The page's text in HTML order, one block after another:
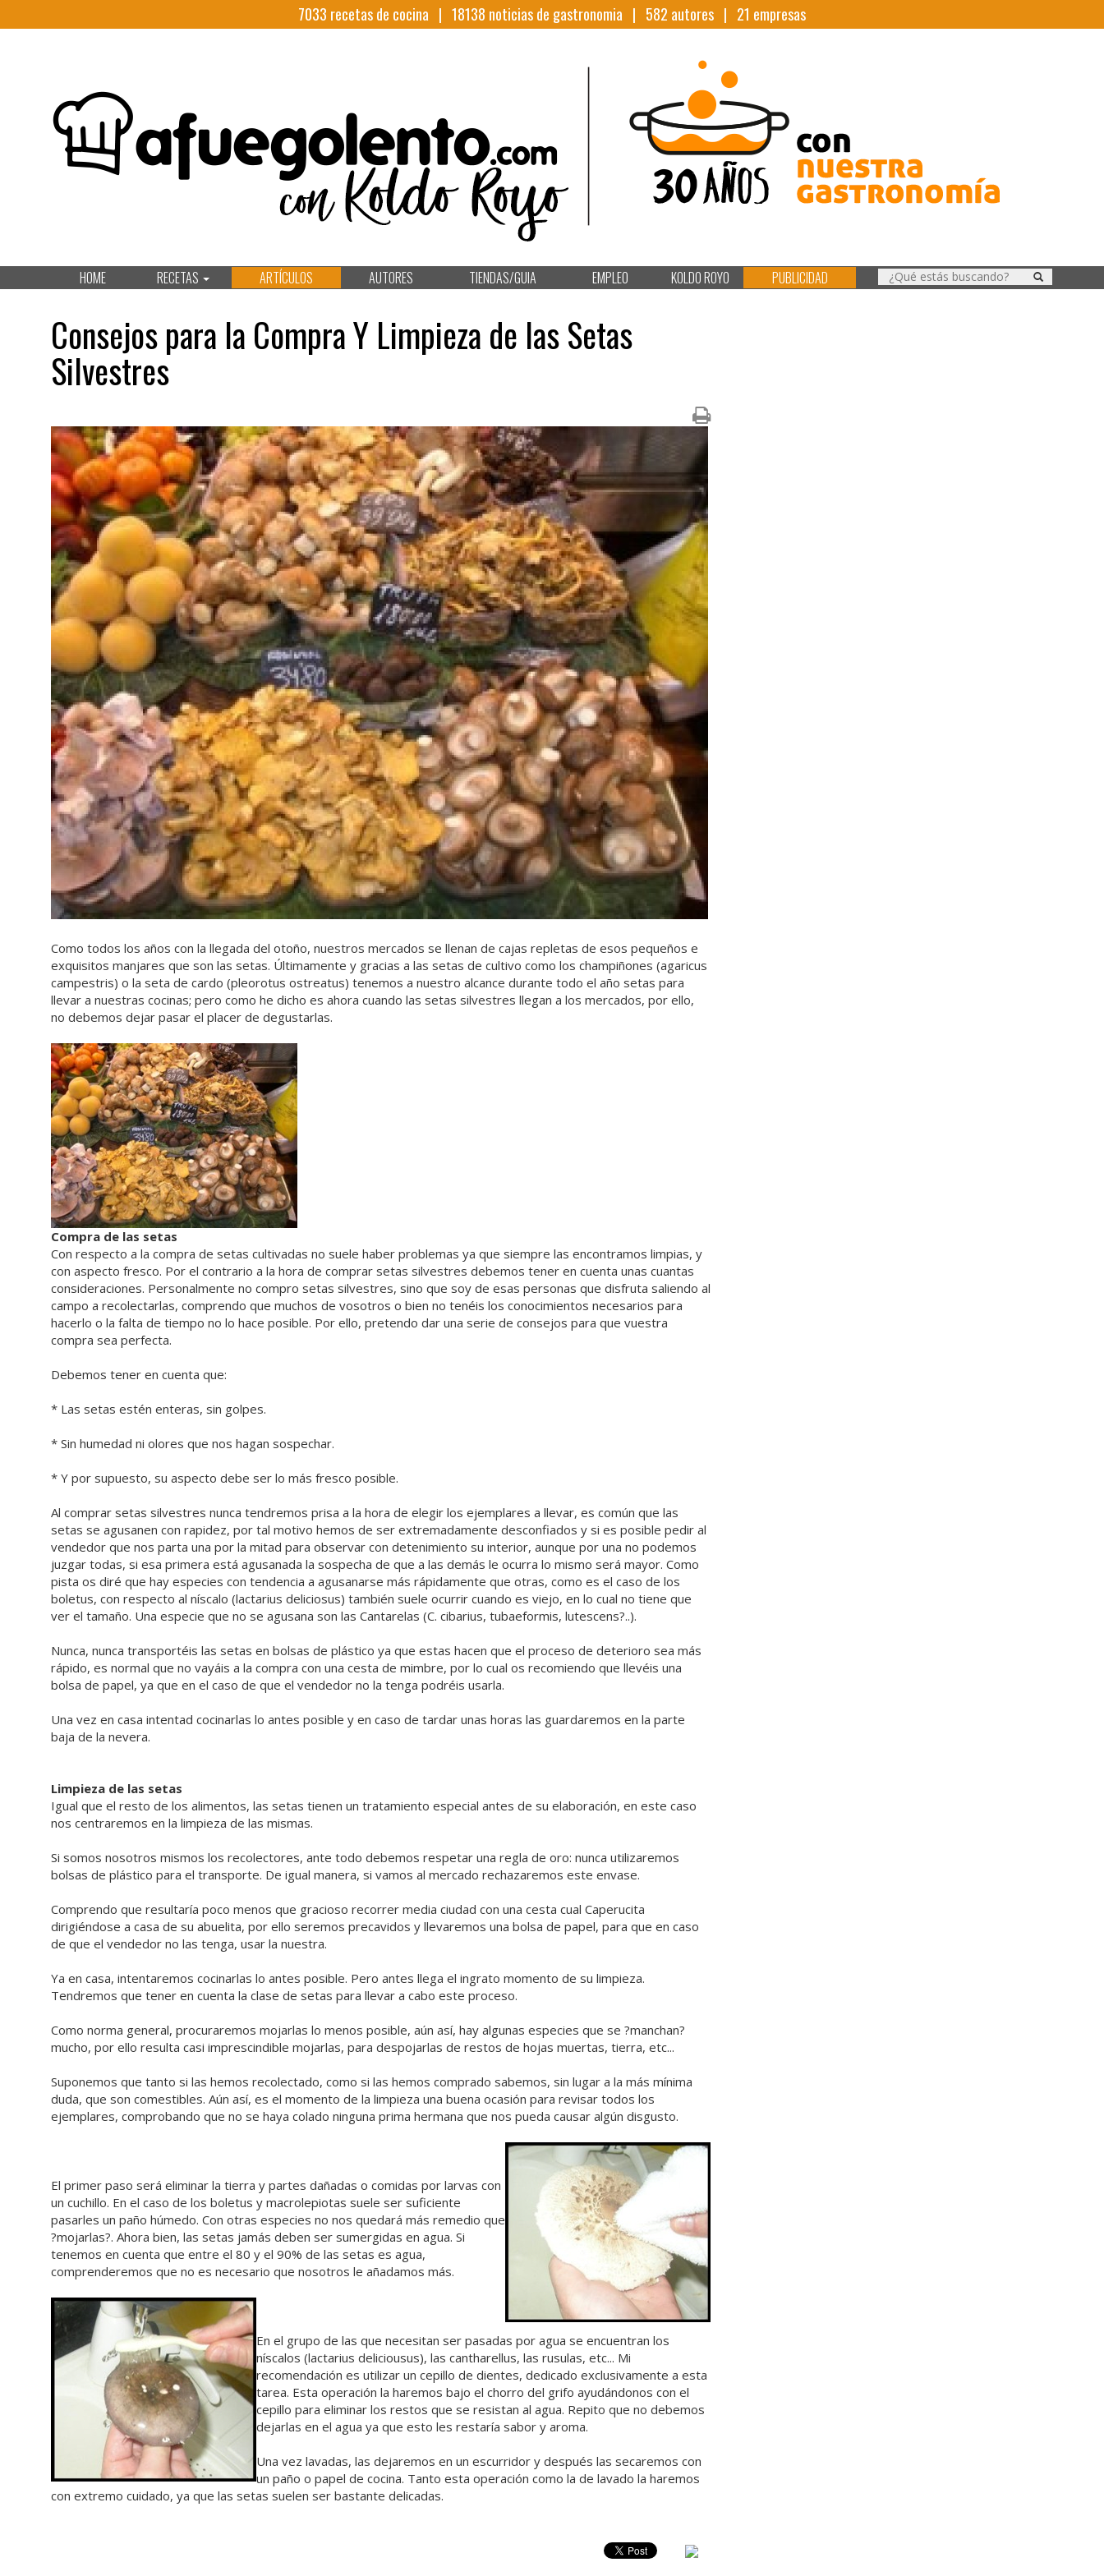
7033 recetas de cocina | 18138 noticias de gastronomia | 582 autores | 21 empresas
HOME RECETAS ARTÍCULOS AUTORES TIENDAS/GUIA EMPLEO KOLDO ROYO PUBLICIDAD
Consejos para la Compra Y Limpieza de las Setas
Silvestres
Como todos los años con la llegada del otoño, nuestros mercados se llenan de cajas repletas de esos pequeños e
exquisitos manjares que son las setas. Últimamente y gracias a las setas de cultivo como los champiñones (agaricus
campestris) o la seta de cardo (pleorotus ostreatus) tenemos a nuestro alcance durante todo el año setas para
llevar a nuestras cocinas; pero como he dicho es ahora cuando las setas silvestres llegan a los mercados, por ello,
no debemos dejar pasar el placer de degustarlas.
Compra de las setas
Con respecto a la compra de setas cultivadas no suele haber problemas ya que siempre las encontramos limpias, y
con aspecto fresco. Por el contrario a la hora de comprar setas silvestres debemos tener en cuenta unas cuantas
consideraciones. Personalmente no compro setas silvestres, sino que soy de esas personas que disfruta saliendo al
campo a recolectarlas, comprendo que muchos de vosotros o bien no tenéis los conocimientos necesarios para
hacerlo o la falta de tiempo no lo hace posible. Por ello, pretendo dar una serie de consejos para que vuestra
compra sea perfecta.
Debemos tener en cuenta que:
* Las setas estén enteras, sin golpes.
* Sin humedad ni olores que nos hagan sospechar.
* Y por supuesto, su aspecto debe ser lo más fresco posible.
Al comprar setas silvestres nunca tendremos prisa a la hora de elegir los ejemplares a llevar, es común que las
setas se agusanen con rapidez, por tal motivo hemos de ser extremadamente desconfiados y si es posible pedir al
vendedor que nos parta una por la mitad para observar con detenimiento su interior, aunque por una no podemos
juzgar todas, si esa primera está agusanada la sospecha de que a las demás le ocurra lo mismo será mayor. Como
pista os diré que hay especies con tendencia a agusanarse más rápidamente que otras, como es el caso de los
boletus, con respecto al níscalo (lactarius deliciosus) también suele ocurrir cuando es viejo, en lo cual no tiene que
ver el tamaño. Una especie que no se agusana son las Cantarelas (C. cibarius, tubaeformis, lutescens?..).
Nunca, nunca transportéis las setas en bolsas de plástico ya que estas hacen que el proceso de deterioro sea más
rápido, es normal que no vayáis a la compra con una cesta de mimbre, por lo cual os recomiendo que llevéis una
bolsa de papel, ya que en el caso de que el vendedor no la tenga podréis usarla.
Una vez en casa intentad cocinarlas lo antes posible y en caso de tardar unas horas las guardaremos en la parte
baja de la nevera.
Limpieza de las setas
Igual que el resto de los alimentos, las setas tienen un tratamiento especial antes de su elaboración, en este caso
nos centraremos en la limpieza de las mismas.
Si somos nosotros mismos los recolectores, ante todo debemos respetar una regla de oro: nunca utilizaremos
bolsas de plástico para el transporte. De igual manera, si vamos al mercado rechazaremos este envase.
Comprendo que resultaría poco menos que gracioso recorrer media ciudad con una cesta cual Caperucita
dirigiéndose a casa de su abuelita, por ello seremos precavidos y llevaremos una bolsa de papel, para que en caso
de que el vendedor no las tenga, usar la nuestra.
Ya en casa, intentaremos cocinarlas lo antes posible. Pero antes llega el ingrato momento de su limpieza.
Tendremos que tener en cuenta la clase de setas para llevar a cabo este proceso.
Como norma general, procuraremos mojarlas lo menos posible, aún así, hay algunas especies que se ?manchan?
mucho, por ello resulta casi imprescindible mojarlas, para despojarlas de restos de hojas muertas, tierra, etc...
Suponemos que tanto si las hemos recolectado, como si las hemos comprado sabemos, sin lugar a la más mínima
duda, que son comestibles. Aún así, es el momento de la limpieza una buena ocasión para revisar todos los
ejemplares, comprobando que no se haya colado ninguna prima hermana que nos pueda causar algún disgusto.
El primer paso será eliminar la tierra y partes dañadas o comidas por larvas con
un cuchillo. En el caso de los boletus y macrolepiotas suele ser suficiente
pasarles un paño húmedo. Con otras especies no nos quedará más remedio que
?mojarlas?. Ahora bien, las setas jamás deben ser sumergidas en agua. Si
tenemos en cuenta que entre el 80 y el 90% de las setas es agua,
comprenderemos que no es necesario que nosotros le añadamos más.
En el grupo de las que necesitan ser pasadas por agua se encuentran los
níscalos (lactarius deliciousus), las cantharellus, las rusulas, etc... Mi
recomendación es utilizar un cepillo de dientes, dedicado exclusivamente a esta
tarea. Esta operación la haremos bajo el chorro del grifo ayudándonos con el
cepillo para eliminar los restos que se resistan al agua. Repito que no debemos
dejarlas en el agua ya que esto les restaría sabor y aroma.
Una vez lavadas, las dejaremos en un escurridor y después las secaremos con
un paño o papel de cocina. Tanto esta operación como la de lavado la haremos
con extremo cuidado, ya que las setas suelen ser bastante delicadas.